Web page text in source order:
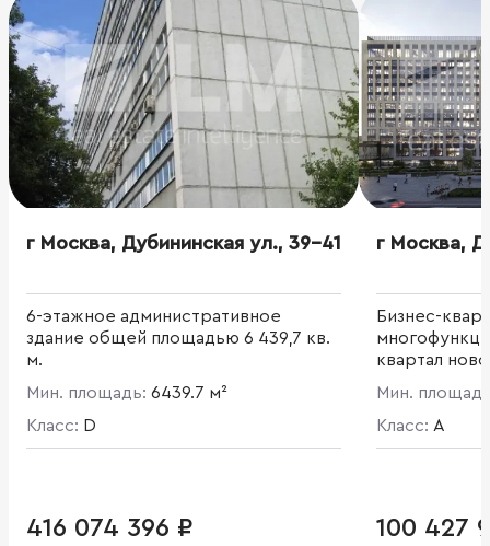
г Москва, Дубининская ул., 39-41
6-этажное административное
здание общей площадью 6 439,7 кв.
м.
Мин. площадь: 6439.7 м²
Класс: D
416 074 396 ₽
г Москва,
Бизнес-
квартал
Москвы».
корпусов с
окружении
Мин.
Класс: A
100 427